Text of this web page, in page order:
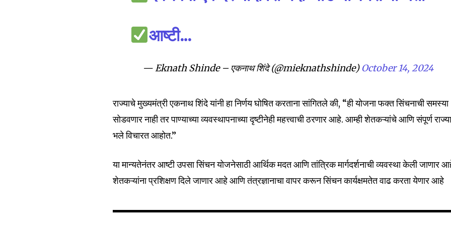
आष्टी…
— Eknath Shinde – एकनाथ शिंदे (@mieknathshinde) October 14, 2024
राज्याचे मुख्यमंत्री एकनाथ शिंदे यांनी हा निर्णय घोषित करताना सांगितले की, “ही योजना फक्त सिंचनाची समस्या
सोडवणार नाही तर पाण्याच्या व्यवस्थापनाच्या दृष्टीनेही महत्त्वाची ठरणार आहे. आम्ही शेतकऱ्यांचे आणि संपूर्ण
भले विचारत आहोत.”
या मान्यतेनंतर आष्टी उपसा सिंचन योजनेसाठी आर्थिक मदत आणि तांत्रिक मार्गदर्शनाची व्यवस्था केली जाणार
शेतकऱ्यांना प्रशिक्षण दिले जाणार आहे आणि तंत्रज्ञानाचा वापर करून सिंचन कार्यक्षमतेत वाढ करता येणार आहे